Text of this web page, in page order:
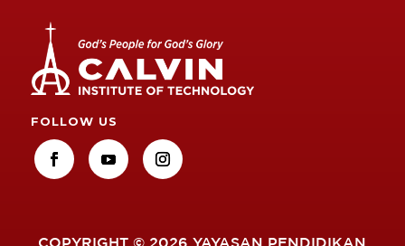
FOLLOW US
COPYRIGHT © 2026 YAYASAN PENDIDIKAN